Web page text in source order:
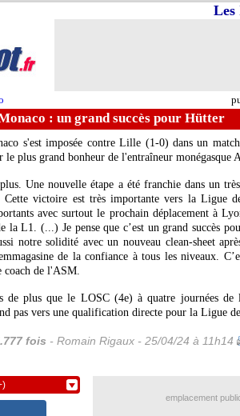
Les
: un grand succès pour Hütter
s'est imposée contre Lille (1-0) dans un
le plus grand bonheur de l'entraîneur monégasque
Une nouvelle étape a été franchie dans un
Cette victoire est très importante vers la Ligue
avec surtout le prochain déplacement à
la L1. (...) Je pense que c’est un grand succès
notre solidité avec un nouveau clean-sheet
de la confiance à tous les niveaux.
coach de l'ASM.
de plus que le LOSC (4e) à quatre journées
pas vers une qualification directe pour la Ligue
fois - Romain Rigaux - 25/04/24 à 11h14
emplacement